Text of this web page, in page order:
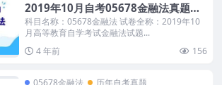
2019年10月自考05678金融法真题及
答案
科目名称：05678金融法 试卷全称：2019年10
月高等教育自学考试金融法试题...
4 年前
156
05678金融法 历年自考真题